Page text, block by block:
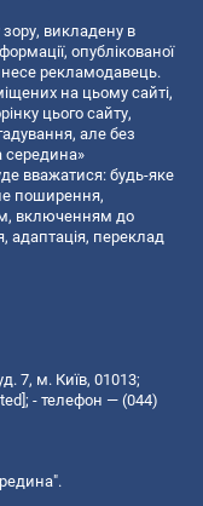
зору, викладену в
опублікованої
несе рекламодавець.
на цьому сайті,
цього сайту,
але без
середина»
вважатися: будь-яке
поширення,
включенням до
адаптація, переклад
7, м. Київ, 01013;
; - телефон — (044)